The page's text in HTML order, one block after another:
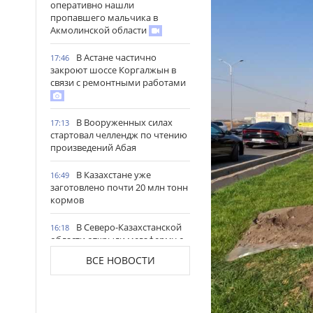
оперативно нашли
пропавшего мальчика в
Акмолинской области
17:46
В Астане частично
закроют шоссе Коргалжын в
связи с ремонтными работами
17:13
В Вооруженных силах
стартовал челлендж по чтению
произведений Абая
16:49
В Казахстане уже
заготовлено почти 20 млн тонн
кормов
16:18
В Северо-Казахстанской
области открыли мегаферму с
Азии доильной установкой
ВСЕ НОВОСТИ